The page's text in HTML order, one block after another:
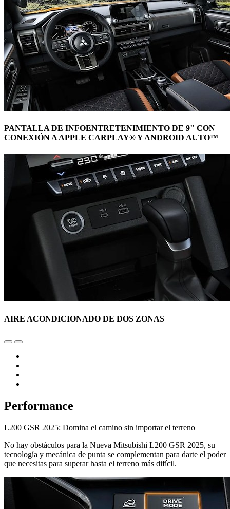
PANTALLA DE INFOENTRETENIMIENTO DE 9" CON
CONEXIÓN A APPLE CARPLAY® Y ANDROID AUTO™
AIRE ACONDICIONADO DE DOS ZONAS
Performance
L200 GSR 2025: Domina el camino sin importar el terreno
No hay obstáculos para la Nueva Mitsubishi L200 GSR 2025, su
tecnología y mecánica de punta se complementan para darte el poder
que necesitas para superar hasta el terreno más difícil.